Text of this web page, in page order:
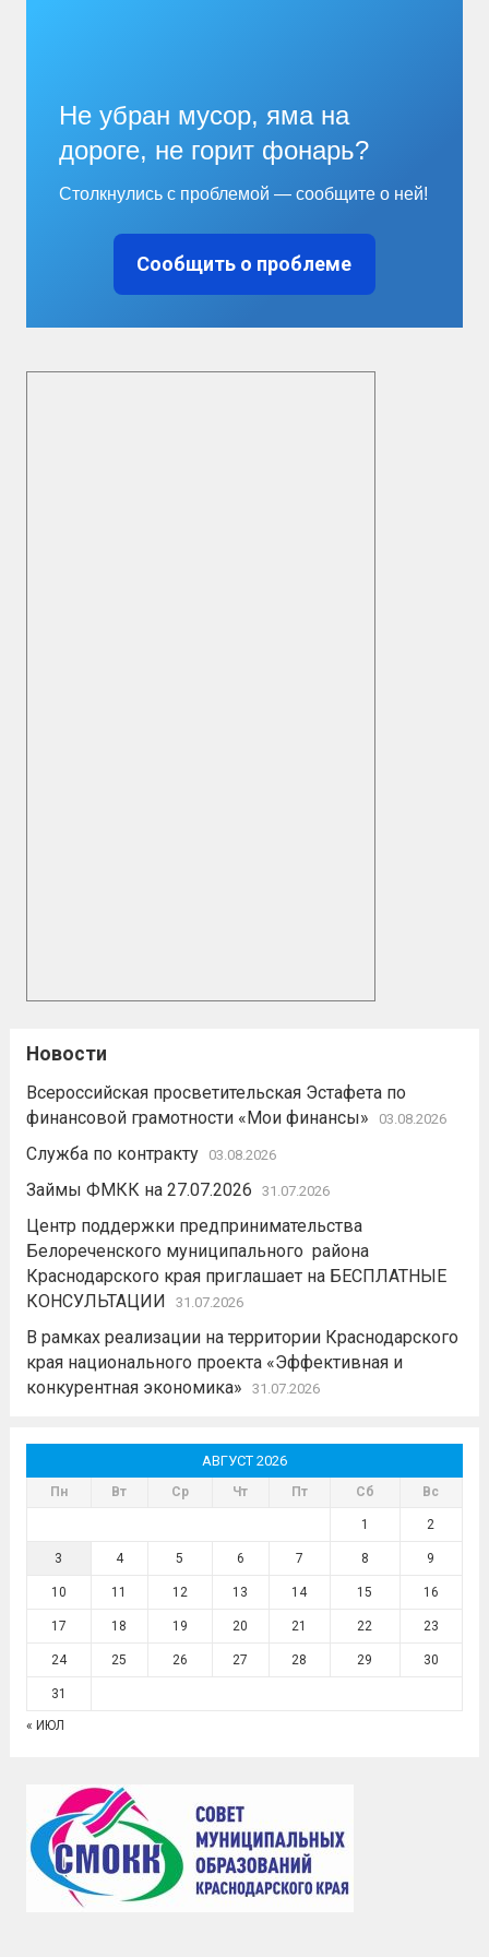
Не убран мусор, яма на
дороге, не горит фонарь?
Столкнулись с проблемой — сообщите о ней!
Сообщить о проблеме
Новости
Всероссийская просветительская Эстафета по
финансовой грамотности «Мои финансы»
03.08.2026
Служба по контракту 03.08.2026
Займы ФМКК на 27.07.2026 31.07.2026
Центр поддержки предпринимательства
Белореченского муниципального района
Краснодарского края приглашает на БЕСПЛАТНЫЕ
КОНСУЛЬТАЦИИ
31.07.2026
В рамках реализации на территории Краснодарского
края национального проекта «Эффективная и
конкурентная экономика»
31.07.2026
АВГУСТ 2026
Пн Вт Ср Чт Пт Сб Вс
1 2
3 4 5 6 7 8 9
10 11 12 13 14 15 16
17 18 19 20 21 22 23
24 25 26 27 28 29 30
31
« ИЮЛ